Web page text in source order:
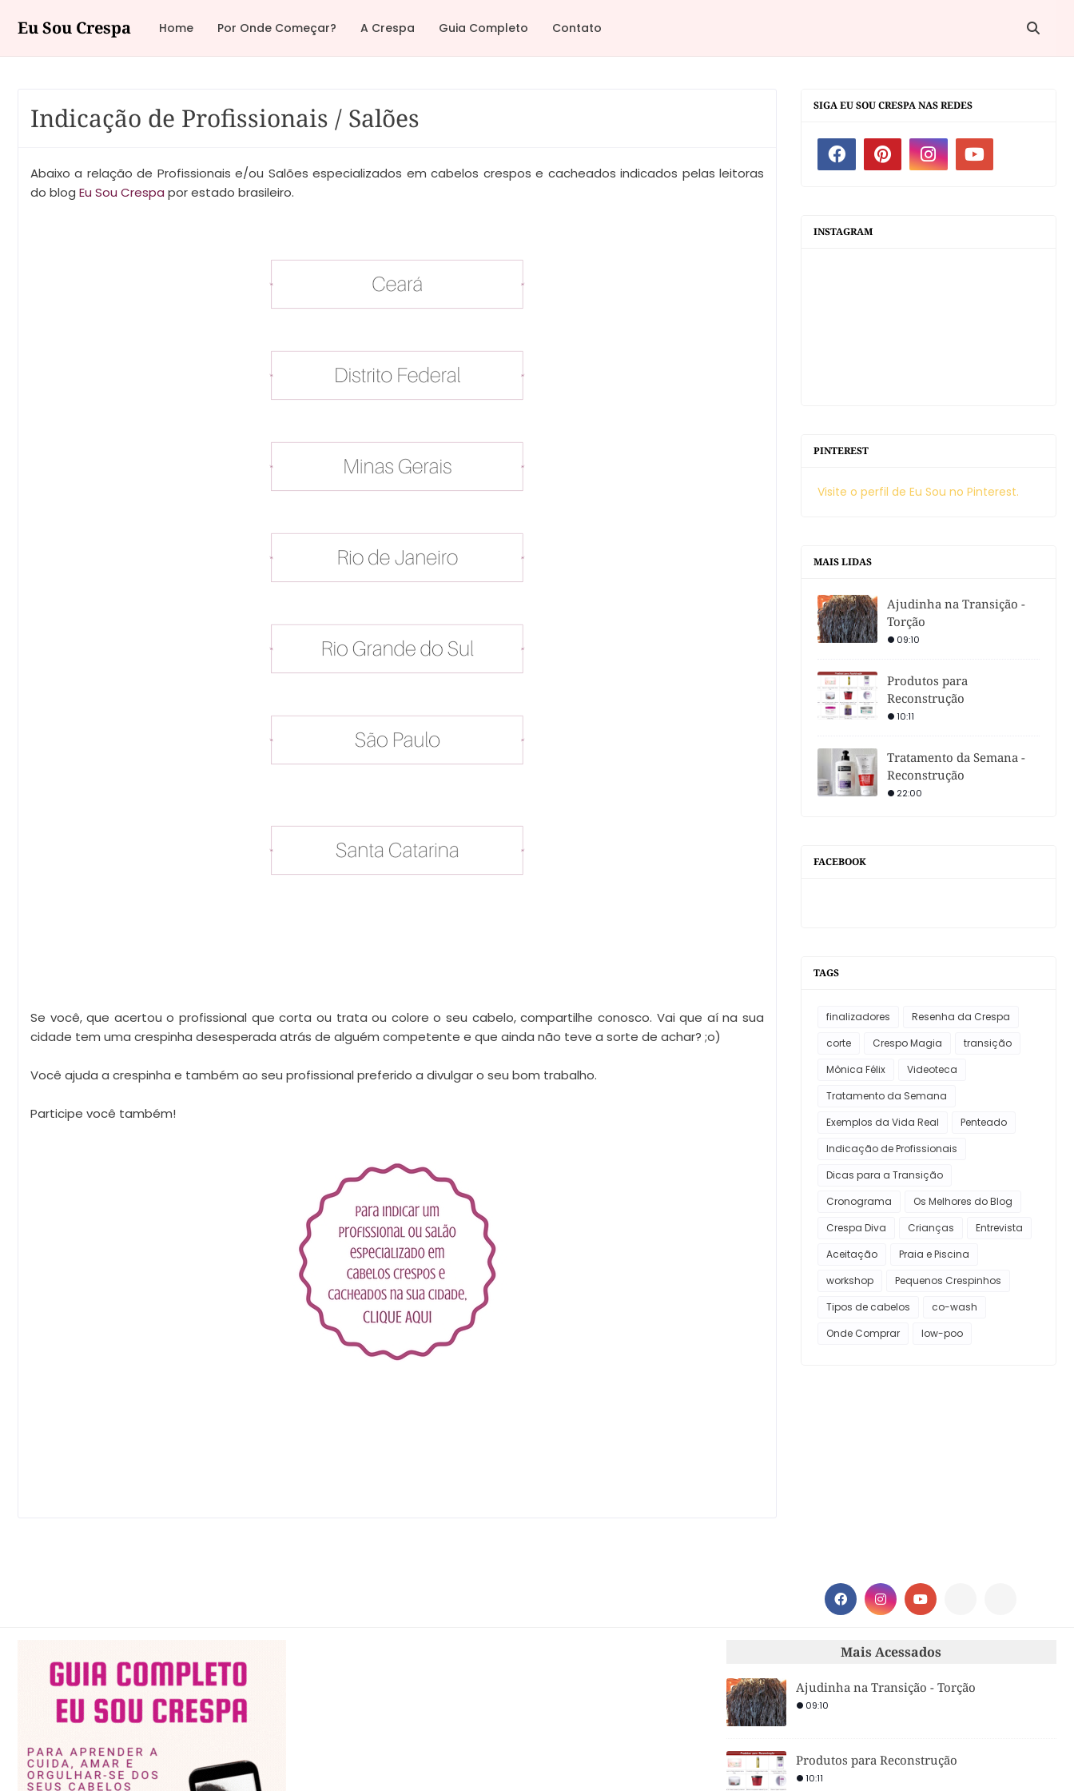
Eu Sou Crespa Home Por Onde Começar? A Crespa Guia Completo Contato
Indicação de Profissionais / Salões
Abaixo a relação de Profissionais e/ou Salões especializados em cabelos crespos e cacheados indicados pelas leitoras
do blog Eu Sou Crespa por estado brasileiro.
Se você, que acertou o profissional que corta ou trata ou colore o seu cabelo, compartilhe conosco. Vai que aí na sua
cidade tem uma crespinha desesperada atrás de alguém competente e que ainda não teve a sorte de achar? ;o)
Você ajuda a crespinha e também ao seu profissional preferido a divulgar o seu bom trabalho.
Participe você também!
SIGA EU SOU CRESPA NAS REDES
INSTAGRAM
PINTEREST
Visite o perfil de Eu Sou no Pinterest.
MAIS LIDAS
Ajudinha na Transição -
Torção
09:10
Produtos para
Reconstrução
10:11
Tratamento da Semana -
Reconstrução
22:00
FACEBOOK
TAGS
finalizadores
Resenha da Crespa
corte
Crespo Magia
transição
Mônica Félix
Videoteca
Tratamento da Semana
Exemplos da Vida Real
Penteado
Indicação de Profissionais
Dicas para a Transição
Cronograma
Os Melhores do Blog
Crespa Diva
Crianças
Entrevista
Aceitação
Praia e Piscina
workshop
Pequenos Crespinhos
Tipos de cabelos
co-wash
Onde Comprar
low-poo
Mais Acessados
Ajudinha na Transição - Torção
09:10
Produtos para Reconstrução
10:11